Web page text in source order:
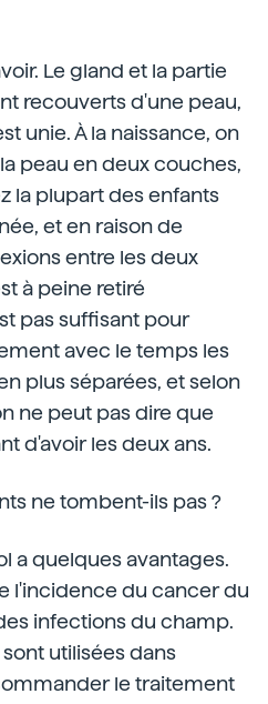
Le gland et la partie
recouverts d'une peau,
unie. À la naissance, on
peau en deux couches,
la plupart des enfants
et en raison de
entre les deux
à peine retiré
pas suffisant pour
avec le temps les
plus séparées, et selon
ne peut pas dire que
d'avoir les deux ans.
ne tombent-ils pas ?
a quelques avantages.
l'incidence du cancer du
infections du champ.
utilisées dans
le traitement